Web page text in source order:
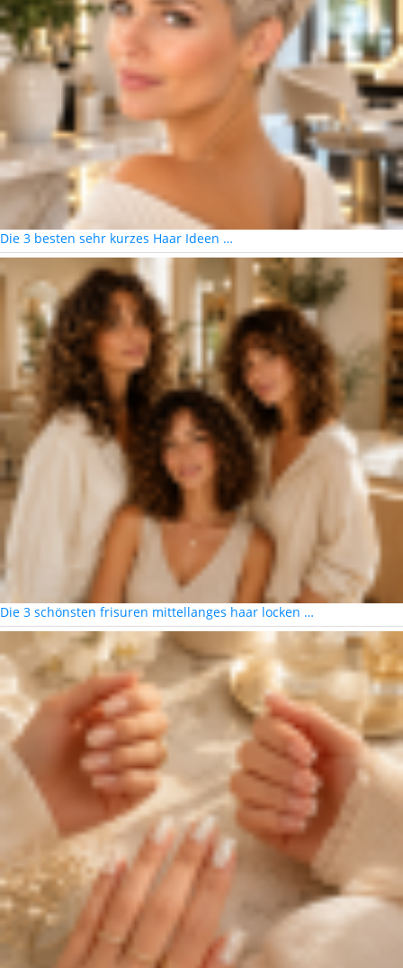
Die 3 besten sehr kurzes Haar Ideen …
Die 3 schönsten frisuren mittellanges haar locken …